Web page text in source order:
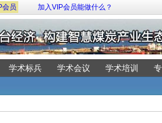
会员 加入VIP会员能做什么？
学术培训
学术会议
学术标兵